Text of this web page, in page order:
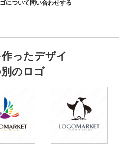
について問い合わせする
ったデザイ
のロゴ